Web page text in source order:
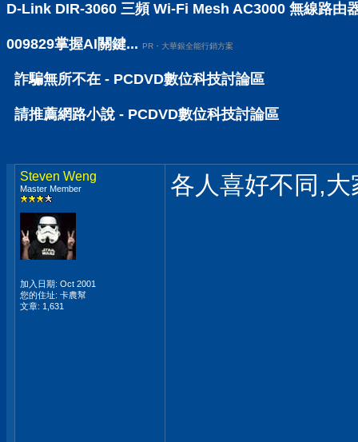
D-Link DIR-3060 三頻 Wi-Fi Mesh AC3000 無線路由
009829掌握AI關鍵... PR・大華銀全能行銷方案
詐騙無所不在 - PCDVD數位科技討論區
請推薦網路小說 - PCDVD數位科技討論區
Steven Weng
Master Member
加入日期: Oct 2001
您的住址: 卡農幫
文章: 1,631
各人喜好不同,